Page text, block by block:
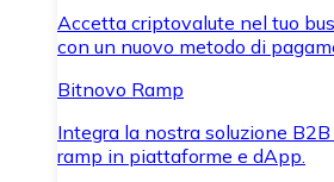
Accetta criptovalute nel tuo
con un nuovo metodo di
Bitnovo Ramp
Integra la nostra soluzione
ramp in piattaforme e dApp.